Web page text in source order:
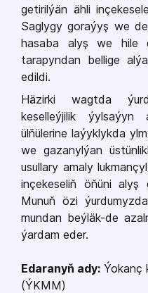
geti­rilýän ähli
Saglygy goraýyş we
ha­saba alyş we hile
tarapyndan bellige
edildi.
Häzirki wagtda
keselleýjilik ýylsaýyn
ülňüle­rine laýyklykda
we gazanylýan
usullary amaly
inçekeseliň öňüni alyş
Munuň özi
mundan beýläk­-de
ýardam eder.
Edaranyň ady: Ýokanç
(ÝKMM)